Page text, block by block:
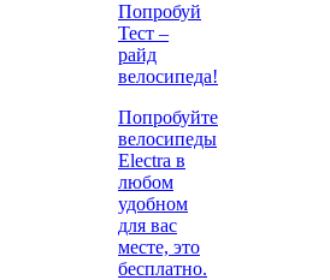
Попробуй
Тест –
райд
велосипеда!
Попробуйте
велосипеды
Electra в
любом
удобном
для вас
месте, это
бесплатно.